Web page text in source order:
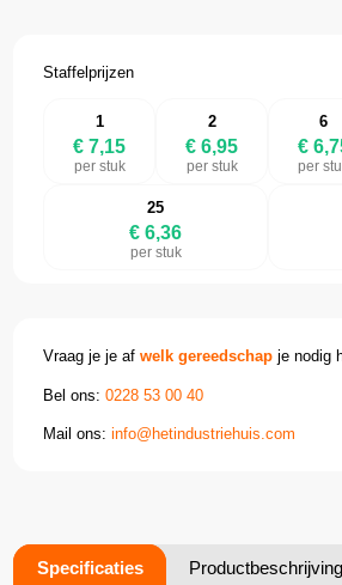
Staffelprijzen
1
€ 7,15
per stuk
2
€ 6,95
per stuk
6
€
per
25
€ 6,36
per stuk
Vraag je je afwelk gereedschap je nodig
Bel ons:0228 53 00 40
Mail ons:info@hetindustriehuis.com
Specificaties Productbeschrijving